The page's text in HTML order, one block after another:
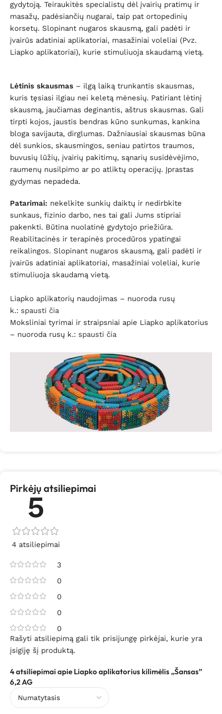
gydytoją. Teiraukitės specialistų dėl įvairių pratimų ir
masažų, padėsiančių nugarai, taip pat ortopedinių
korsetų. Slopinant nugaros skausmą, gali padėti ir
įvairūs adatiniai aplikatoriai, masažiniai voleliai (Pvz.
Liapko aplikatoriai), kurie stimuliuoja skaudamą vietą.
Lėtinis skausmas – ilgą laiką trunkantis skausmas,
kuris tęsiasi ilgiau nei keletą mėnesių. Patiriant lėtinį
skausmą, jaučiamas deginantis, aštrus skausmas. Gali
tirpti kojos, jaustis bendras kūno sunkumas, kankina
bloga savijauta, dirglumas. Dažniausiai skausmas būna
dėl sunkios, skausmingos, seniau patirtos traumos,
buvusių lūžių, įvairių pakitimų, sąnarių susidėvėjimo,
raumenų nusilpimo ar po atliktų operacijų. Įprastas
gydymas nepadeda.
Patarimai: nekelkite sunkių daiktų ir nedirbkite
sunkaus, fizinio darbo, nes tai gali Jums stipriai
pakenkti. Būtina nuolatinė gydytojo priežiūra.
Reabilitacinės ir terapinės procedūros ypatingai
reikalingos. Slopinant nugaros skausmą, gali padėti ir
įvairūs adatiniai aplikatoriai, masažiniai voleliai, kurie
stimuliuoja skaudamą vietą.
Liapko aplikatorių naudojimas – nuoroda rusų
k.: spausti čia
Moksliniai tyrimai ir straipsniai apie Liapko aplikatorius
– nuoroda rusų k.: spausti čia
Pirkėjų atsiliepimai
5
4 atsiliepimai
3
0
0
0
0
4 atsiliepimai apie Liapko aplikatorius kilimėlis „Šansas”
6,2 AG
Rašyti atsiliepimą gali tik prisijungę pirkėjai, kurie yra
įsigiję šį produktą.